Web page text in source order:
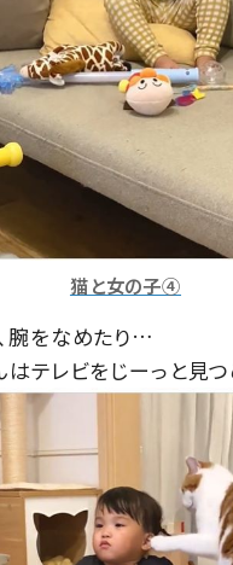
猫と女の子④
腕をなめたり…
はテレビをじーっと見つ